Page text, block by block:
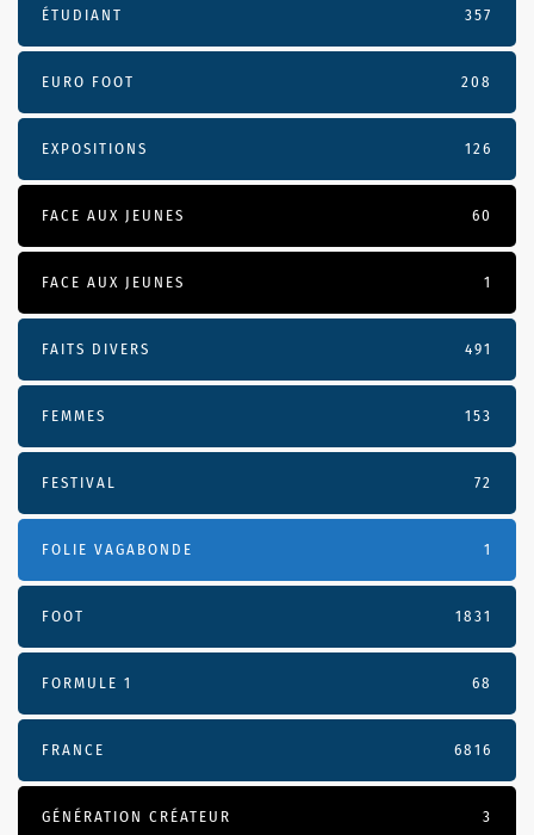
ÉTUDIANT 357
EURO FOOT 208
EXPOSITIONS 126
FACE AUX JEUNES 60
FACE AUX JEUNES 1
FAITS DIVERS 491
FEMMES 153
FESTIVAL 72
FOLIE VAGABONDE 1
FOOT 1831
FORMULE 1 68
FRANCE 6816
GÉNÉRATION CRÉATEUR 3